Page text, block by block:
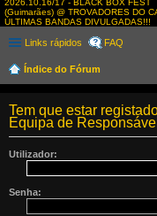
2026.10.16/17 - BLACK BOX FEST
(Guimarães) @ TROVADORES DO
ÚLTIMAS BANDAS DIVULGADAS!!!
Links rápidos FAQ
Índice do Fórum
Tem que estar
Equipa de
Utilizador:
Senha: